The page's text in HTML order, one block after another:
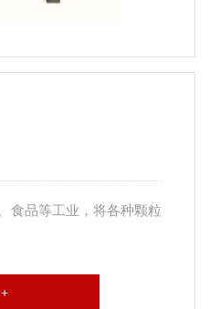
食品等工业，将各种颗粒